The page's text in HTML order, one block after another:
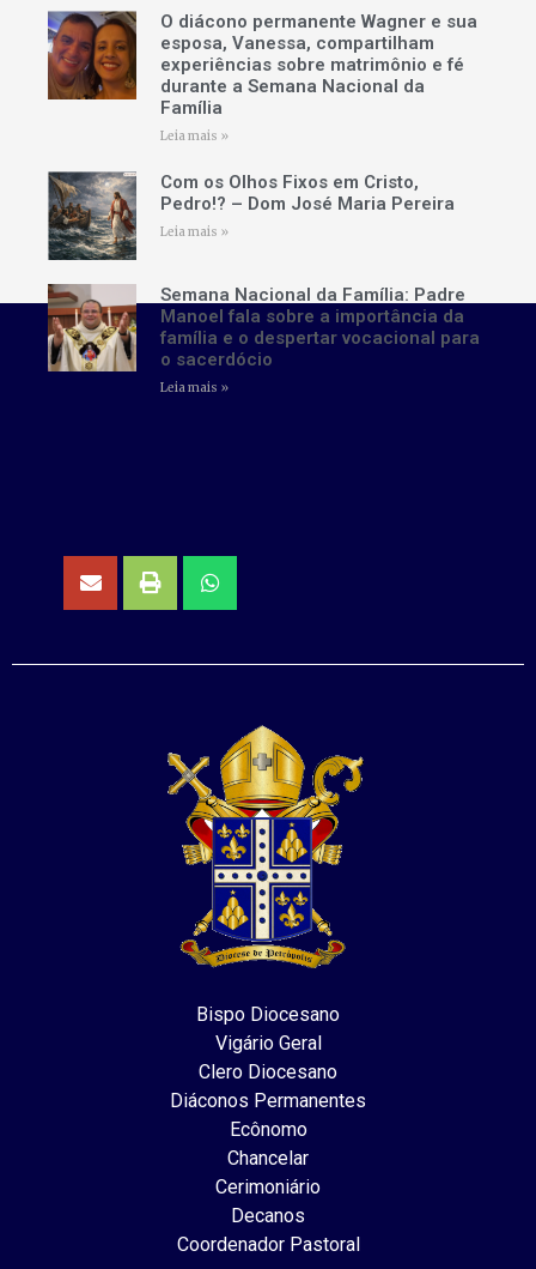
O diácono permanente Wagner e sua
esposa, Vanessa, compartilham
experiências sobre matrimônio e fé
durante a Semana Nacional da
Família
Leia mais »
Com os Olhos Fixos em Cristo,
Pedro!? – Dom José Maria Pereira
Leia mais »
Semana Nacional da Família: Padre
Manoel fala sobre a importância da
família e o despertar vocacional para
o sacerdócio
Leia mais »
Bispo Diocesano
Vigário Geral
Clero Diocesano
Diáconos Permanentes
Ecônomo
Chancelar
Cerimoniário
Decanos
Coordenador Pastoral